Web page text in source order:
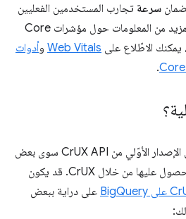
سرعة تجارب المستخدمين الفعليين
. لمزيد من المعلومات حول مؤشرات Core
Web Vitals وأدوات
.
لا تتضمّن الميزات المضمّنة في الإصدار الأوّلي من CrUX API سوى بعض
أنواع الإحصاءات التي يمكن الحصول عليها من خلال CrUX. قد يكون
على دراية ببعض